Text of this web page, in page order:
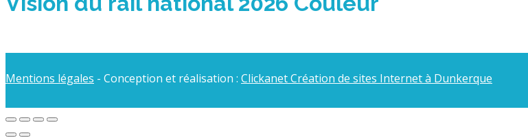
Mentions légales - Conception et réalisation : Clickanet Création de sites Internet à Dunkerque